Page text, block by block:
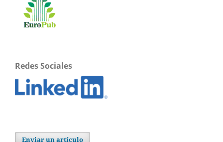
Redes Sociales
Enviar un artículo